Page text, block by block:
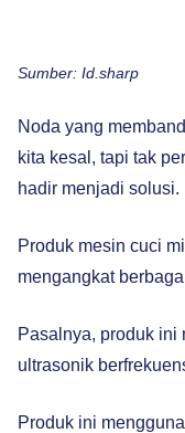
Sumber: Id.sharp
Noda yang
kita kesal, tapi tak
hadir menjadi solusi.
Produk mesin cuci
mengangkat
Pasalnya, produk ini
ultrasonik
Produk ini